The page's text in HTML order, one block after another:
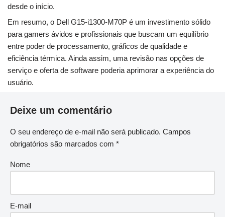
desde o início.
Em resumo, o Dell G15-i1300-M70P é um investimento sólido
para gamers ávidos e profissionais que buscam um equilíbrio
entre poder de processamento, gráficos de qualidade e
eficiência térmica. Ainda assim, uma revisão nas opções de
serviço e oferta de software poderia aprimorar a experiência do
usuário.
Deixe um comentário
O seu endereço de e-mail não será publicado. Campos
obrigatórios são marcados com *
Nome
E-mail